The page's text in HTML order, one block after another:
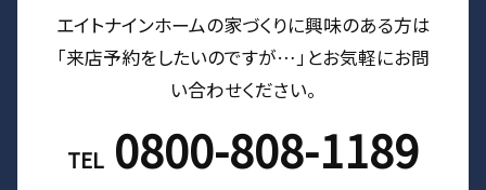
エイトナインホームの家づくりに興味のある⽅は
「来店予約をしたいのですが…」とお気軽にお問
い合わせください。
TEL 0800-808-1189